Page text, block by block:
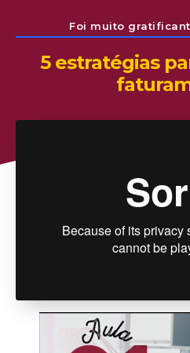
Foi muito
5 estratégias